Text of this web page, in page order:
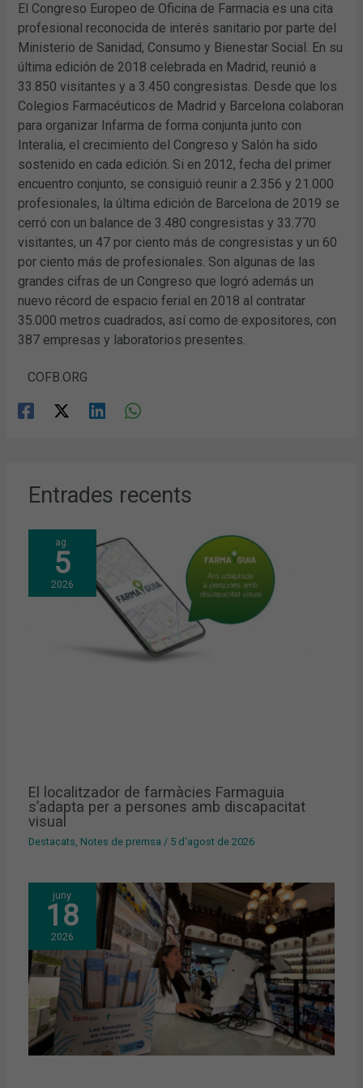
El Congreso Europeo de Oficina de Farmacia es una cita
profesional reconocida de interés sanitario por parte del
Ministerio de Sanidad, Consumo y Bienestar Social. En su
última edición de 2018 celebrada en Madrid, reunió a
33.850 visitantes y a 3.450 congresistas. Desde que los
Colegios Farmacéuticos de Madrid y Barcelona colaboran
para organizar Infarma de forma conjunta junto con
Interalia, el crecimiento del Congreso y Salón ha sido
sostenido en cada edición. Si en 2012, fecha del primer
encuentro conjunto, se consiguió reunir a 2.356 y 21.000
profesionales, la última edición de Barcelona de 2019 se
cerró con un balance de 3.480 congresistas y 33.770
visitantes, un 47 por ciento más de congresistas y un 60
por ciento más de profesionales. Son algunas de las
grandes cifras de un Congreso que logró además un
nuevo récord de espacio ferial en 2018 al contratar
35.000 metros cuadrados, así como de expositores, con
387 empresas y laboratorios presentes.
COFB.ORG
Entrades recents
ag.
5
2026
El localitzador de farmàcies Farmaguia
s’adapta per a persones amb discapacitat
visual
Destacats, Notes de premsa / 5 d'agost de 2026
juny
18
2026